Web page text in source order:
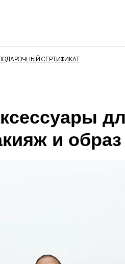
СЕРТИФИКАТ
и образ